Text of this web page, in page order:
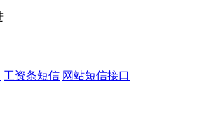
工资条短信 网站短信接口